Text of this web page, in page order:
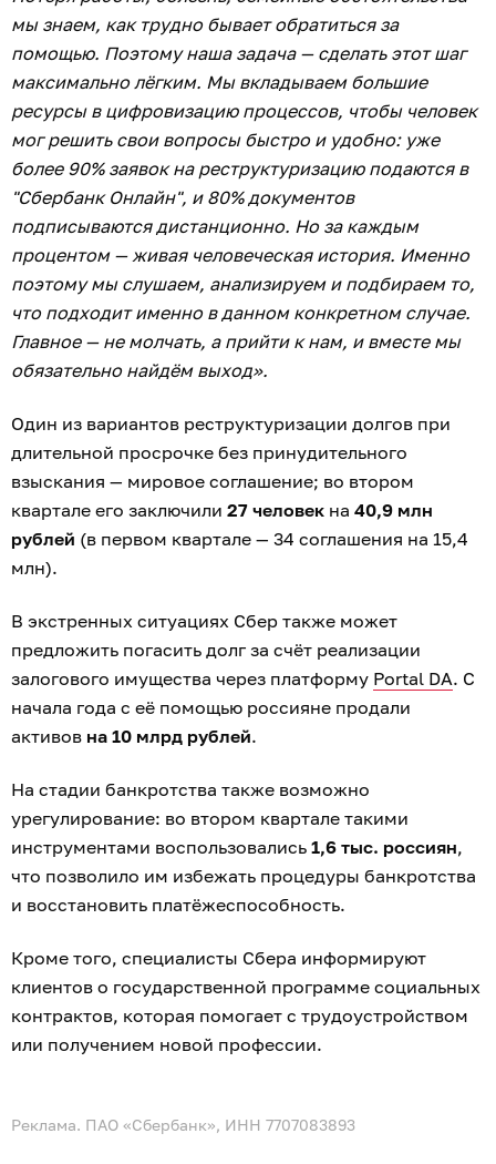
мы знаем, как трудно бывает обратиться за
помощью. Поэтому наша задача — сделать этот шаг
максимально лёгким. Мы вкладываем большие
ресурсы в цифровизацию процессов, чтобы человек
мог решить свои вопросы быстро и удобно: уже
более 90% заявок на реструктуризацию подаются в
"Сбербанк Онлайн", и 80% документов
подписываются дистанционно. Но за каждым
процентом — живая человеческая история. Именно
поэтому мы слушаем, анализируем и подбираем то,
что подходит именно в данном конкретном случае.
Главное — не молчать, а прийти к нам, и вместе мы
обязательно найдём выход».
Один из вариантов реструктуризации долгов при
длительной просрочке без принудительного
взыскания — мировое соглашение; во втором
квартале его заключили 27 человек на 40,9 млн
рублей (в первом квартале — 34 соглашения на 15,4
млн).
В экстренных ситуациях Сбер также может
предложить погасить долг за счёт реализации
залогового имущества через платформу Portal DA. С
начала года с её помощью россияне продали
активов на 10 млрд рублей.
На стадии банкротства также возможно
урегулирование: во втором квартале такими
инструментами воспользовались 1,6 тыс. россиян,
что позволило им избежать процедуры банкротства
и восстановить платёжеспособность.
Кроме того, специалисты Сбера информируют
клиентов о государственной программе социальных
контрактов, которая помогает с трудоустройством
или получением новой профессии.
Реклама. ПАО «Сбербанк», ИНН 7707083893